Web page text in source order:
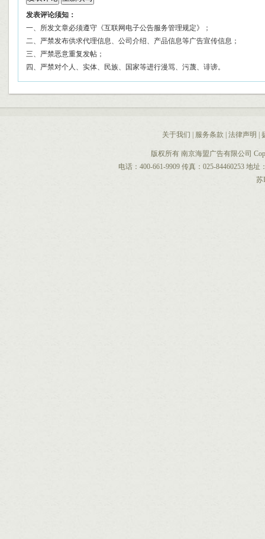
发表评论须知：
一、所发文章必须遵守《互联网电子公告服务管理规定》；
二、严禁发布供求代理信息、公司介绍、产品信息等广告宣传信息；
三、严禁恶意重复发帖；
四、严禁对个人、实体、民族、国家等进行漫骂、污蔑、诽谤。
关于我们 服务条款 法律声明
版权所有 南京海盟广告有限公司
电话：400-661-9909 传真：025-84460253 地
苏